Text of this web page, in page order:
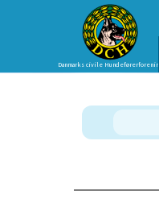
Danmarks civile Hundeførerforening